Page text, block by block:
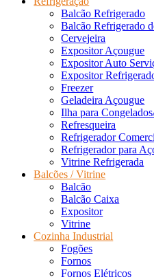
Balcão Refrigerado
Balcão Refrigerado
Cervejeira
Expositor Açougue
Expositor Auto
Expositor
Freezer
Geladeira Açougue
Ilha para
Refresqueira
Refrigerador
Refrigerador para
Vitrine Refrigerada
Balcões / Vitrine
Balcão
Balcão Caixa
Expositor
Vitrine
Cozinha Industrial
Fogões
Fornos
Fornos Elétricos